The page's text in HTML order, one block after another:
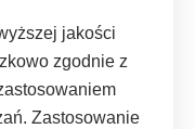
jakości
zgodnie z
Zastosowanie